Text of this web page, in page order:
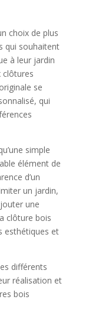
choix de plus
qui souhaitent
à leur jardin
clôtures
se
qui
simple
élément de
d’un
un jardin,
une
clôture bois
esthétiques et
différents
réalisation et
bois